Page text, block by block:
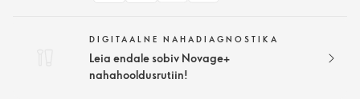
DIGITAALNE NAHADIAGNOSTIKA
Leia endale sobiv Novage+
nahahooldusrutiin!